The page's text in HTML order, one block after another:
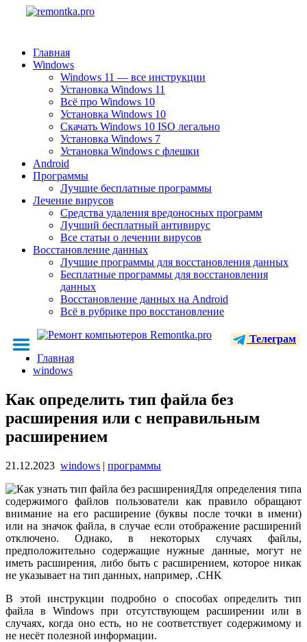
Главная
Windows
Windows 11 — все инструкции
Установка Windows 11
Всё про Windows 10
Установка Windows 10
Скачать Windows 10 ISO легально
Установка Windows 7
Установка Windows с флешки
Android
Программы
Лучшие бесплатные программы
Лечение вирусов
Средства удаления вредоносных программ
Лучший бесплатный антивирус
Все статьи о лечении вирусов
Восстановление данных
Лучшие программы для восстановления данных
Бесплатные программы для восстановления
данных
Восстановление данных на Android
Всё в рубрике про восстановление
Телеграм
Главная
windows
Как определить тип файла без
расширения или с неправильным
расширением
21.12.2023 windows | программы
Для определения типа
содержимого файлов пользователи как правило обращают
внимание на его расширение (буквы после точки в имени)
или на значок файла, в случае если отображение расширений
отключено. Однако, в некоторых случаях файлы,
предположительно содержащие нужные данные, могут не
иметь расширения, либо быть с расширением, которое никак
не указывает на тип данных, например, .CHK
В этой инструкции подробно о способах определить тип
файла в Windows при отсутствующем расширении или в
случаях, когда оно есть, но не соответствует содержимому и
не несёт полезной информации.